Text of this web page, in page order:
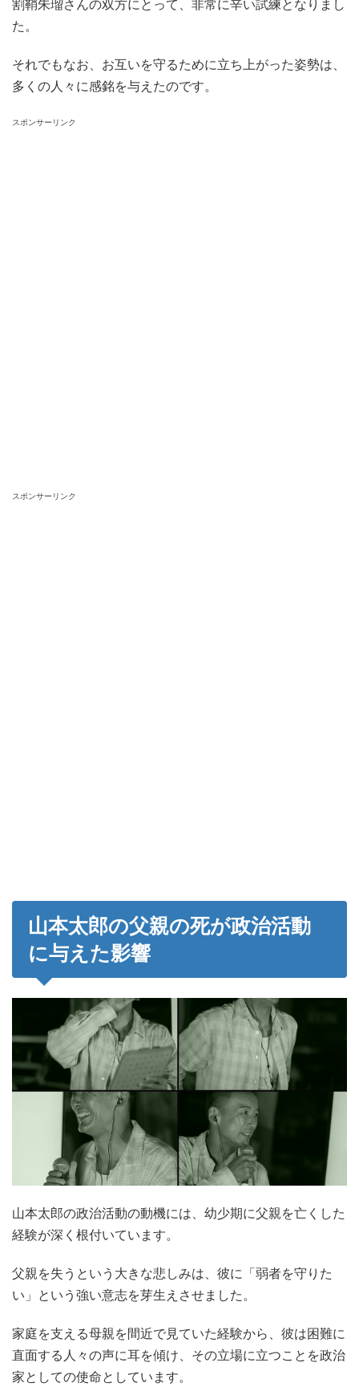
割鞘朱瑠さんの双方にとって、非常に辛い試練となりまし
た。
それでもなお、お互いを守るために立ち上がった姿勢は、
多くの人々に感銘を与えたのです。
スポンサーリンク
スポンサーリンク
山本太郎の父親の死が政治活動
に与えた影響
山本太郎の政治活動の動機には、幼少期に父親を亡くした
経験が深く根付いています。
父親を失うという大きな悲しみは、彼に「弱者を守りた
い」という強い意志を芽生えさせました。
家庭を支える母親を間近で見ていた経験から、彼は困難に
直面する人々の声に耳を傾け、その立場に立つことを政治
家としての使命としています。